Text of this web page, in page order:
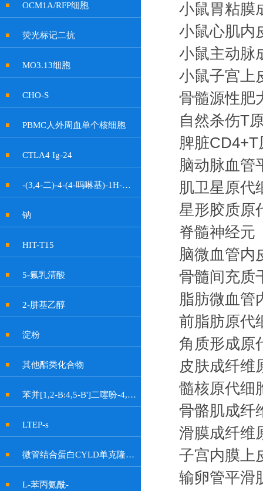
OCM1A/RFP细胞
荧光标记二抗
MO3.13细胞
CHO-S
PBMC人外周血单个核细胞
CTLA4 Ig-24
-(3,4-二)-4-(4-吗啉基)-1H-吡咯-2,5-二酮
钠
HIT-T15
5-氟乳清酸
2-肼基乙醇
淀粉
其他酯类化合物
苯并[1,2-B:4,5-B']二噻吩-4,8-二酮
LTEP-s
微管结合蛋白CYLD单克隆抗体
L-苯丙氨酰-
小鼠胃粘膜
小鼠心肌内
小鼠主动脉
小鼠子宫上
骨髓源性肥
自然杀伤T
脾脏
脑动脉血管
肌卫星原代
星形胶质原
脊髓神经元
脑微血管内
骨髓间充质
脂肪微血管
前脂肪原代
角质形成原
皮肤成纤维
髓核原代细
骨骼肌成纤
滑膜成纤维
子宫内膜上
输卵管平滑